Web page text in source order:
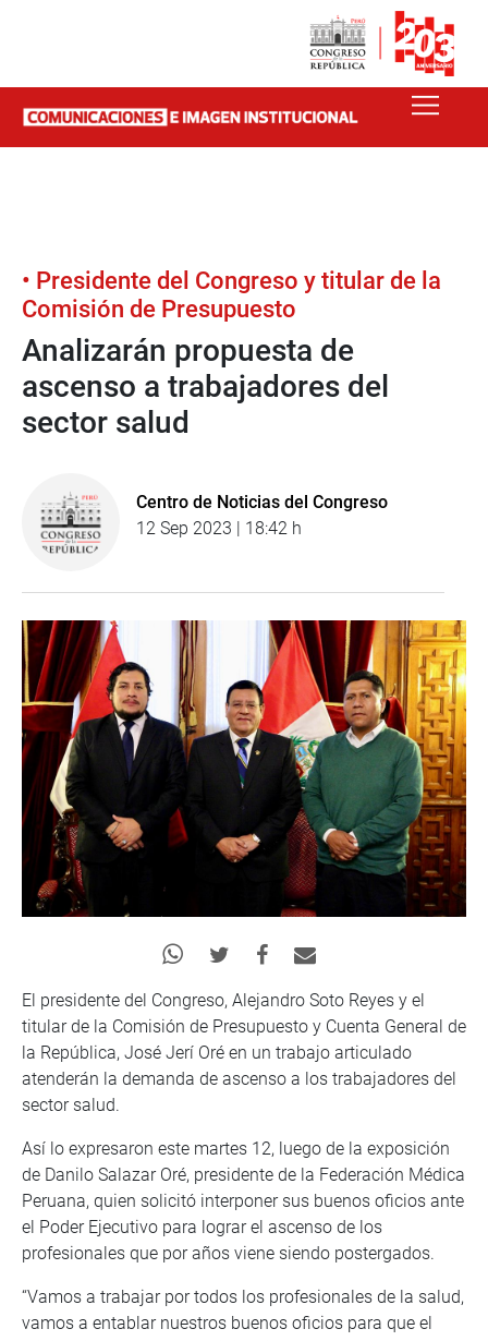
• Presidente del Congreso y titular de la
Comisión de Presupuesto
Analizarán propuesta de
ascenso a trabajadores del
sector salud
Centro de Noticias del Congreso
12 Sep 2023 | 18:42 h
El presidente del Congreso, Alejandro Soto Reyes y el
titular de la Comisión de Presupuesto y Cuenta General de
la República, José Jerí Oré en un trabajo articulado
atenderán la demanda de ascenso a los trabajadores del
sector salud.
Así lo expresaron este martes 12, luego de la exposición
de Danilo Salazar Oré, presidente de la Federación Médica
Peruana, quien solicitó interponer sus buenos oficios ante
el Poder Ejecutivo para lograr el ascenso de los
profesionales que por años viene siendo postergados.
“Vamos a trabajar por todos los profesionales de la salud,
vamos a entablar nuestros buenos oficios para que el